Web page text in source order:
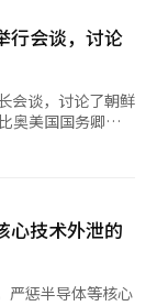
势、经济安全和
的场合召开会
比奥外长和茂木
。 理解韩
看出。韩国和日
没有这样的条
到影响。2023
鲜半岛无核化原
保持紧密合作，
形
到，亚洲地区存
行会谈，讨论
会谈，讨论了朝鲜
议中心
等东盟相关外交
犯罪应对等议
心技术外泄的
严惩半导体等核心